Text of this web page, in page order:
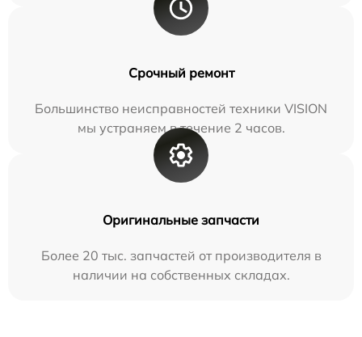
Срочный ремонт
Большинство неисправностей техники VISION
мы устраняем в течение 2 часов.
Оригинальные запчасти
Более 20 тыс. запчастей от производителя в
наличии на собственных складах.